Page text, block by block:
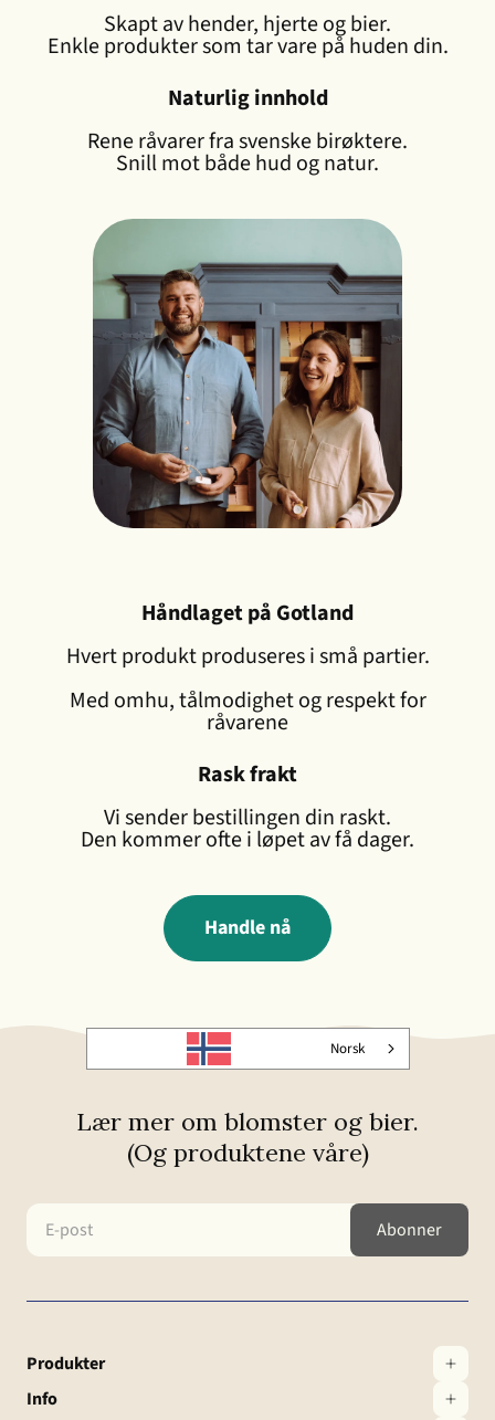
Skapt av hender, hjerte og bier.
Enkle produkter som tar vare på huden din.
Naturlig innhold
Rene råvarer fra svenske birøktere.
Snill mot både hud og natur.
Håndlaget på Gotland
Hvert produkt produseres i små partier.
Med omhu, tålmodighet og respekt for
råvarene
Rask frakt
Vi sender bestillingen din raskt.
Den kommer ofte i løpet av få dager.
Handle nå
Norsk
Lær mer om blomster og bier.
(Og produktene våre)
Produkter
Info